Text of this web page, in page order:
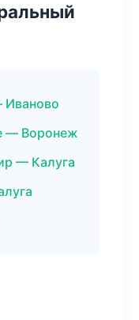
Иваново
— Воронеж
— Калуга